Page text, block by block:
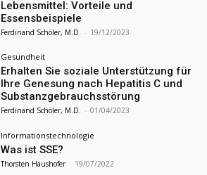
Lebensmittel: Vorteile und
Essensbeispiele
Ferdinand Schöler, M.D. - 19/12/2023
Gesundheit
Erhalten Sie soziale Unterstützung für
Ihre Genesung nach Hepatitis C und
Substanzgebrauchsstörung
Ferdinand Schöler, M.D. - 01/04/2023
Informationstechnologie
Was ist SSE?
Thorsten Haushofer - 19/07/2022